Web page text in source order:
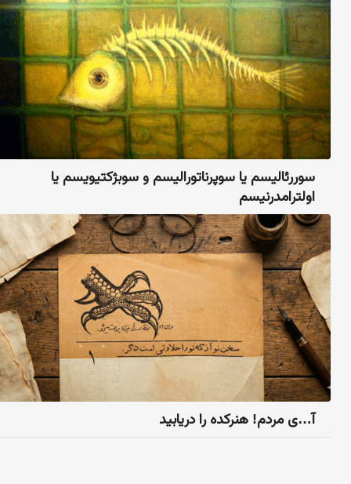
سوررئالیسم یا سوپرناتورالیسم و سوبژکتیویسم یا
اولترامدرنیسم
آ…ی مردم! هنرکده را دریابید